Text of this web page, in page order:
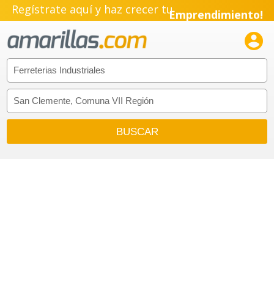
Regístrate aquí y haz crecer tuEmprendimiento!
